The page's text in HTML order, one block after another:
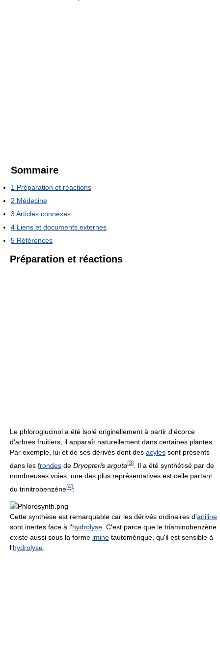
Sommaire
1 Préparation et réactions
2 Médecine
3 Articles connexes
4 Liens et documents externes
5 Références
Préparation et réactions
Le phloroglucinol a été isolé originellement à partir d'écorce
d'arbres fruitiers, il apparaît naturellement dans certaines plantes.
Par exemple, lui et de ses dérivés dont des acyles sont présents
dans les frondes de Dryopteris arguta[3]
. Il a été synthétisé par de
nombreuses voies, une des plus représentatives est celle partant
du trinitrobenzène[4]:
Cette synthèse est remarquable car les dérivés ordinaires d'aniline
sont inertes face à l'hydrolyse. C'est parce que le triaminobenzène
existe aussi sous la forme imine tautomérique, qu'il est sensible à
l'hydrolyse.